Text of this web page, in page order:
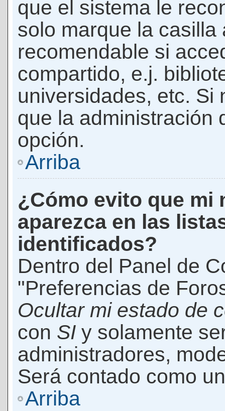
que el sistema le
solo marque la casilla
recomendable si
compartido, e.j.
universidades, etc. Si
que la administración
opción.
Arriba
¿Cómo evito que mi
aparezca en las
identificados?
Dentro del Panel de
"Preferencias de
Ocultar mi estado de
con SI y solamente
administradores,
Será contado como
Arriba